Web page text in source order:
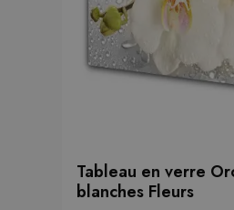
Tableau en verre
blanches Fleurs